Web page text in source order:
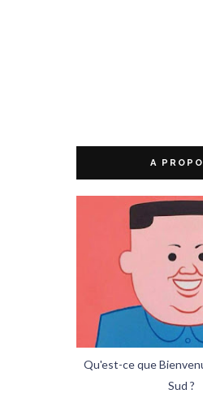
A
Qu'est-ce que
Sud ?